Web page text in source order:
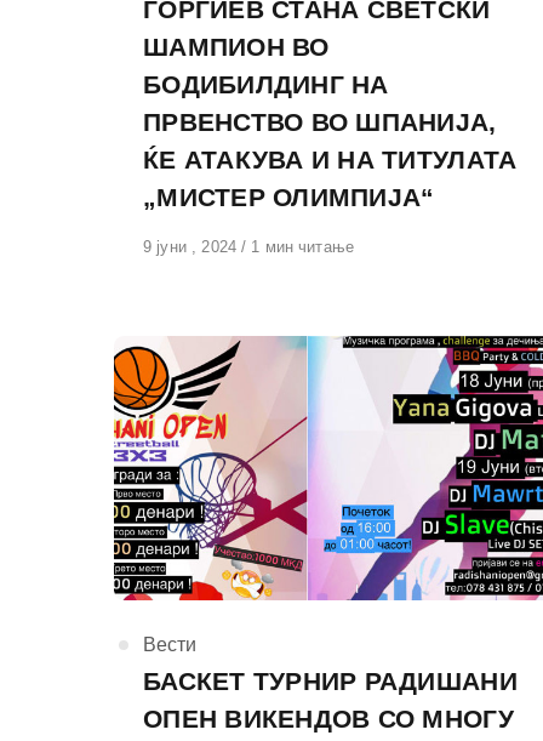
ЃОРГИЕВ СТАНА СВЕТСКИ
ШАМПИОН ВО
БОДИБИЛДИНГ НА
ПРВЕНСТВО ВО ШПАНИЈА,
ЌЕ АТАКУВА И НА ТИТУЛАТА
„МИСТЕР ОЛИМПИЈА“
Објавено
9 јуни , 2024 1 мин читање
КАтегорија
Вести
БАСКЕТ ТУРНИР РАДИШАНИ
ОПЕН ВИКЕНДОВ СО МНОГУ